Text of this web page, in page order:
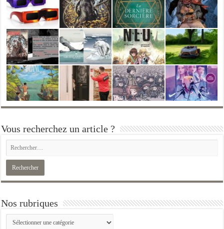
Vous recherchez un article ?
Nos rubriques
Nos
rubriques